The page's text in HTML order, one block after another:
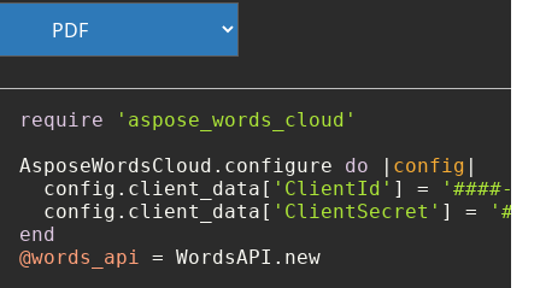
require
'aspose_words_cloud'
AsposeWordsCloud.configure do | config |
  config.client_data[
'ClientId' ] =
'####-
  config.client_data[
'ClientSecret' ] =
end
@words_api = WordsAPI.new